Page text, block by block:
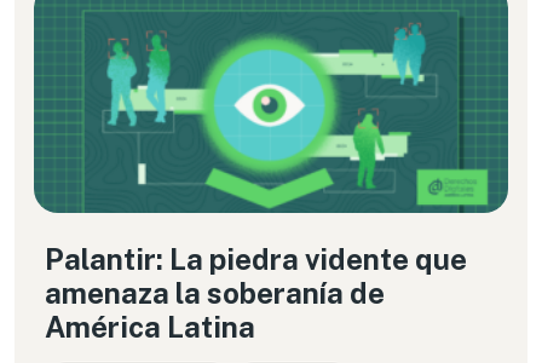
Palantir: La piedra vidente que
amenaza la soberanía de
América Latina